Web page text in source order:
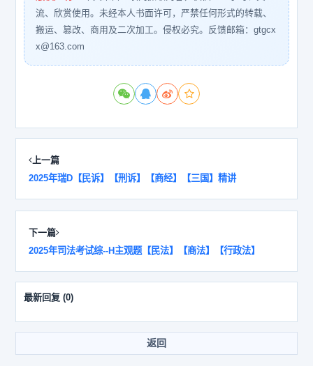
流、欣赏使用。未经本人书面许可，严禁任何形式的转载、
搬运、篡改、商用及二次加工。侵权必究。反馈邮箱：gtgcx
x@163.com
上一篇
2025年瑞D【民诉】【刑诉】【商经】【三国】精讲
下一篇
2025年司法考试综--H主观题【民法】【商法】【行政法】
最新回复 (0)
返回